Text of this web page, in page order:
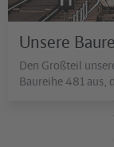
Unsere
Den Großteil
Baureihe 481 aus,